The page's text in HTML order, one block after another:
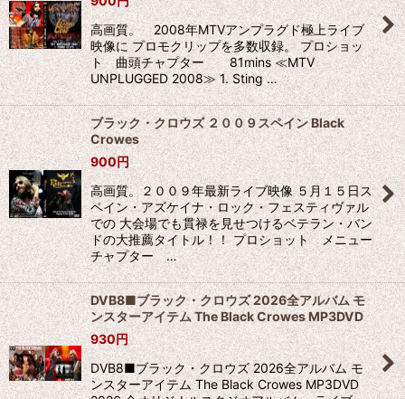
高画質。 2008年MTVアンプラグド極上ライブ
映像に プロモクリップを多数収録。 プロショッ
ト 曲頭チャプター 81mins ≪MTV
UNPLUGGED 2008≫ 1. Sting …
ブラック・クロウズ ２００９スペイン Black
Crowes
900円
高画質。２００９年最新ライブ映像 ５月１５日ス
ペイン・アズケイナ・ロック・フェスティヴァル
での 大会場でも貫禄を見せつけるベテラン・バン
ドの大推薦タイトル！！ プロショット メニュー
チャプター …
DVB8■ブラック・クロウズ 2026全アルバム モ
ンスターアイテム The Black Crowes MP3DVD
930円
DVB8■ブラック・クロウズ 2026全アルバム モ
ンスターアイテム The Black Crowes MP3DVD